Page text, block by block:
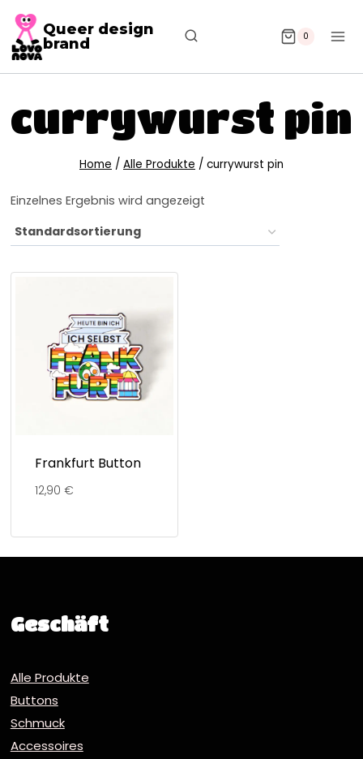
Queer design
brand
0
currywurst pin
Home / Alle Produkte / currywurst pin
Einzelnes Ergebnis wird angezeigt
Frankfurt Button
12,90 €
Geschäft
Alle Produkte
Buttons
Schmuck
Accessoires